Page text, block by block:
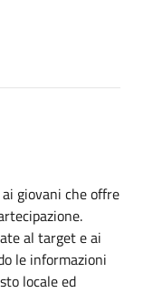
giovani che offre
al target e ai
le informazioni
locale ed